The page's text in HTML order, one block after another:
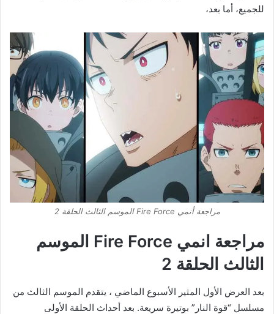
للجميع، أما بعد،
مراجعة أنمي Fire Force الموسم الثالث الحلقة 2
مراجعة انمي Fire Force الموسم
الثالث الحلقة 2
بعد العرض الأول المثير الأسبوع الماضي ، يتقدم الموسم الثالث من
مسلسل “قوة النار” بوتيرة سريعة. بعد أحداث الحلقة الأولى